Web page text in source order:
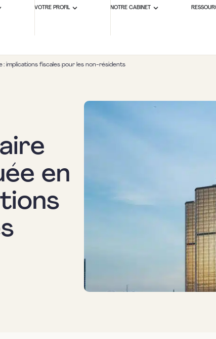
VOTRE PROFIL NOTRE CABINET
: implications fiscales pour les non-résidents
en